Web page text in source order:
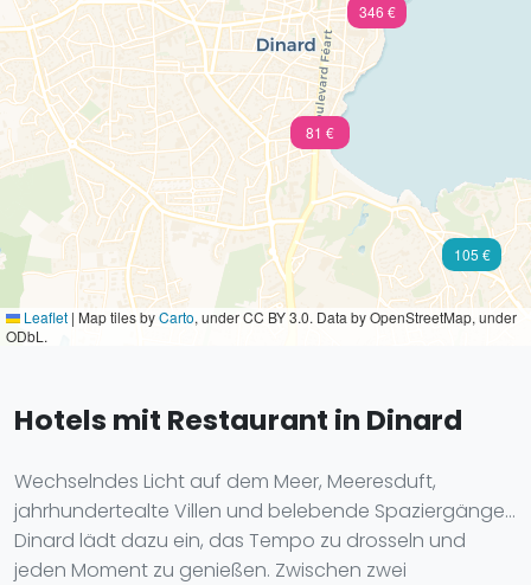
346 €
81 €
105 €
Leaflet | Map tiles byCarto, under CC BY 3.0. Data by OpenStreetMap, under
ODbL.
Hotels mit Restaurant in Dinard
Wechselndes Licht auf dem Meer, Meeresduft,
jahrhundertealte Villen und belebende Spaziergänge…
Dinard lädt dazu ein, das Tempo zu drosseln und
jeden Moment zu genießen. Zwischen zwei